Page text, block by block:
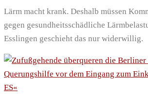
Lärm macht krank. Deshalb müssen
gegen gesundheitsschädliche
Esslingen geschieht das nur widerwillig.